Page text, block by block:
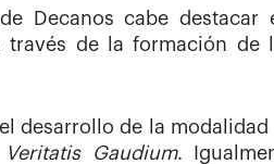
Decanos cabe
de la formación de
desarrollo de la
Veritatis Gaudium.